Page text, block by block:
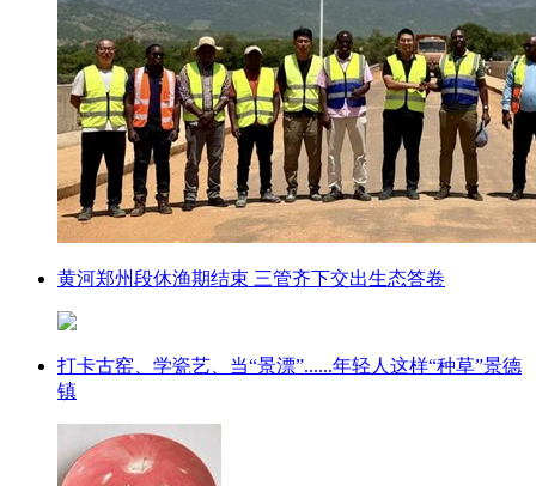
黄河郑州段休渔期结束 三管齐下交出生态答卷
打卡古窑、学瓷艺、当“景漂”......年轻人这样“种草”景德
镇